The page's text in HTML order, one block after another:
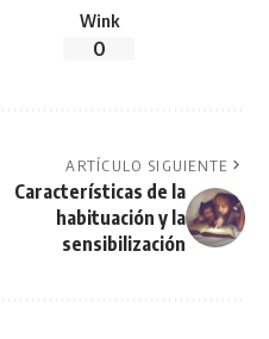
Wink
0
ARTÍCULO SIGUIENTE
Características de la
habituación y la
sensibilización